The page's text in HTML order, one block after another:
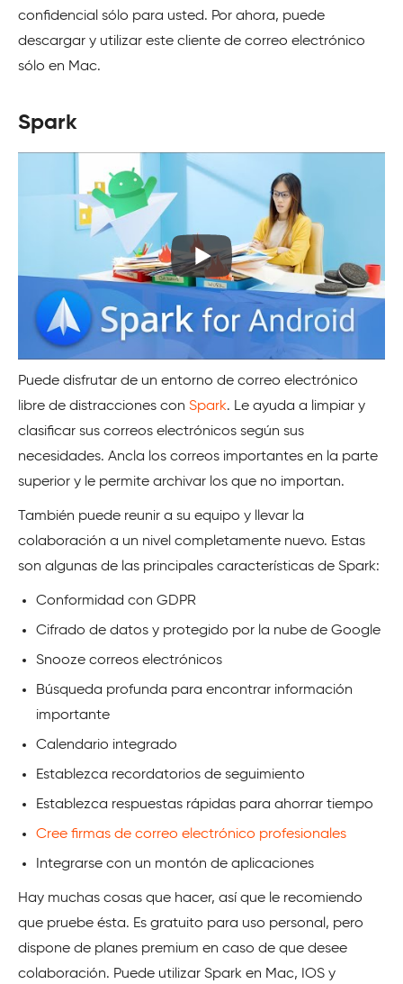
confidencial sólo para usted. Por ahora, puede
descargar y utilizar este cliente de correo electrónico
sólo en Mac.
Spark
Puede disfrutar de un entorno de correo electrónico
libre de distracciones con Spark. Le ayuda a limpiar y
clasificar sus correos electrónicos según sus
necesidades. Ancla los correos importantes en la parte
superior y le permite archivar los que no importan.
También puede reunir a su equipo y llevar la
colaboración a un nivel completamente nuevo. Estas
son algunas de las principales características de Spark:
Conformidad con GDPR
Cifrado de datos y protegido por la nube de Google
Snooze correos electrónicos
Búsqueda profunda para encontrar información
importante
Calendario integrado
Establezca recordatorios de seguimiento
Establezca respuestas rápidas para ahorrar tiempo
Cree firmas de correo electrónico profesionales
Integrarse con un montón de aplicaciones
Hay muchas cosas que hacer, así que le recomiendo
que pruebe ésta. Es gratuito para uso personal, pero
dispone de planes premium en caso de que desee
colaboración. Puede utilizar Spark en Mac, IOS y